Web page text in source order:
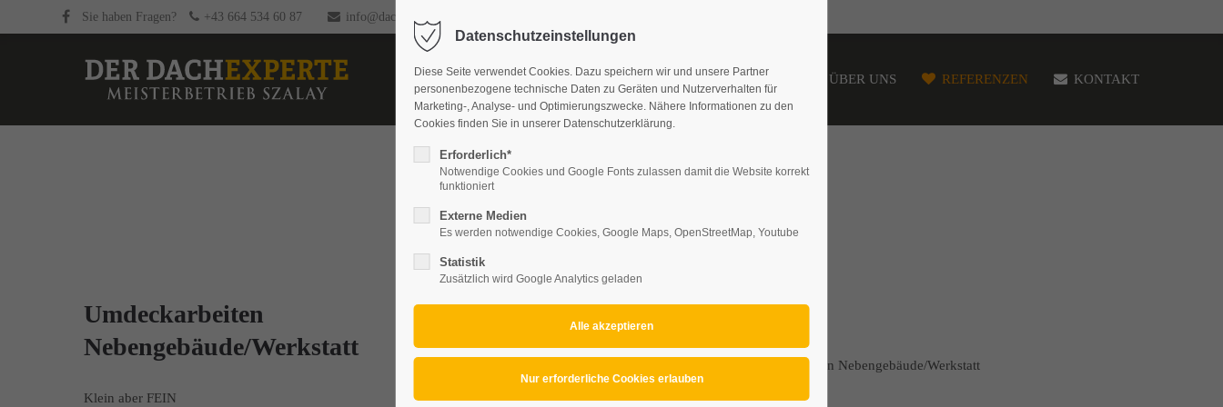
Sie haben Fragen? +43 664 534 60 87 info@dachexperte.at
UNSERE LEISTUNGEN ÜBER UNS REFERENZEN KONTAKT
Umdeckarbeiten
Nebengebäude/Werkstatt
Klein aber FEIN
Projektbeschreibung
Familie K. aus Mattersburg - Umdeckarbeiten an einem bestehenden Nebengebäude/Werkstatt
Datenschutzeinstellungen
Diese Seite verwendet Cookies. Dazu speichern wir und unsere Partner
personenbezogene technische Daten zu Geräten und Nutzerverhalten für
Marketing-, Analyse- und Optimierungszwecke. Nähere Informationen zu den
Cookies finden Sie in unserer Datenschutzerklärung.
Erforderlich*
Notwendige Cookies und Google Fonts zulassen damit die Website korrekt
funktioniert
Externe Medien
Es werden notwendige Cookies, Google Maps, OpenStreetMap, Youtube
Statistik
Zusätzlich wird Google Analytics geladen